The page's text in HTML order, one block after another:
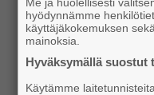
hyödynnämme
käyttäjäkokemuksen
mainoksia.
Hyväksymällä suostut
Käytämme